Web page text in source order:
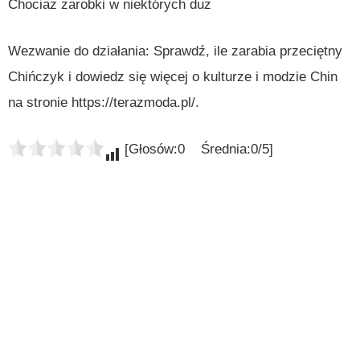
Chociaż zarobki w niektórych duż
Wezwanie do działania: Sprawdź, ile zarabia przeciętny
Chińczyk i dowiedz się więcej o kulturze i modzie Chin
na stronie https://terazmoda.pl/.
[Głosów:0 Średnia:0/5]